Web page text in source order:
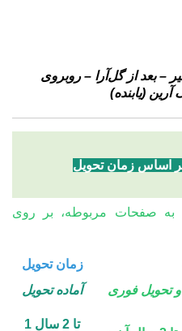
امیرکبیر – بعد از گل‌آرا – روبروی
آرین (یابنده)
اساس زمان تحویل
به صفحات مربوطه، بر روی
زمان تحویل
آماده تحویل
تحویل فوری
1 تا 2 سال